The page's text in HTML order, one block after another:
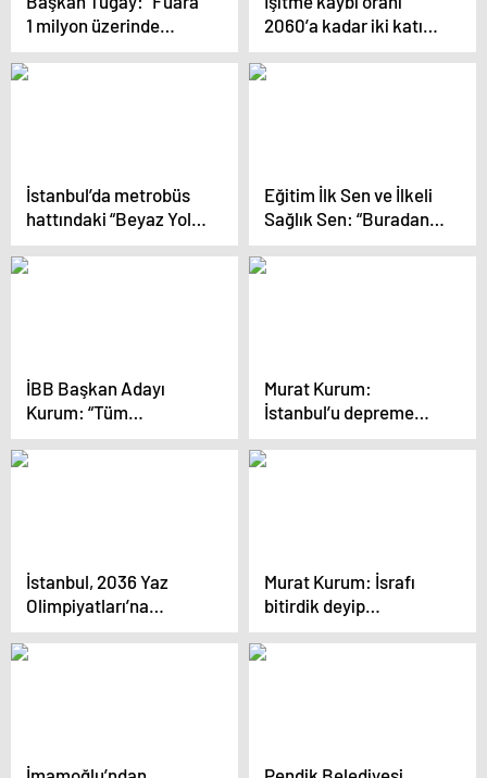
1 milyon üzerinde
ziyaretçi bekliyoruz”
2060’a kadar iki katına
çıkabilir
İstanbul’da metrobüs
hattındaki “Beyaz Yol”
çalışması trafik
yoğunluğu oluşturdu!
Eğitim İlk Sen ve İlkeli
Sağlık Sen: “Buradan
Halkımıza
Sesleniyoruz:
İBB Başkan Adayı
Kurum: “Tüm
emekçilerimizin
tazminatı da teminatı
Murat Kurum:
İstanbul’u depreme
hazırlıklı hale
getireceğiz
İstanbul, 2036 Yaz
Olimpiyatları’na
adaylık için
hazırlanıyor
Murat Kurum: İsrafı
bitirdik deyip
tabelalara 175 milyon
harcadı